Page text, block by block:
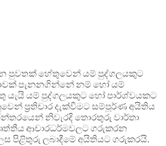
පුවතක් හේතුවෙන් යම් පුද්ගලයකුට
පැනනගින්නේ නම් හෝ යම්
යැයි යම් පුද්ගලයකුට හෝ පාර්ශ්වයකට
ප්‍රතිචාර දැක්වීමට සම්පූර්ණ අයිතිය
නිවැරදි තොරතුරු වාර්තා
ආචාරධර්මවලට ගරුකරන
පිළිතුරු ලබාදීමේ අයිතියට ගරුකරයි.